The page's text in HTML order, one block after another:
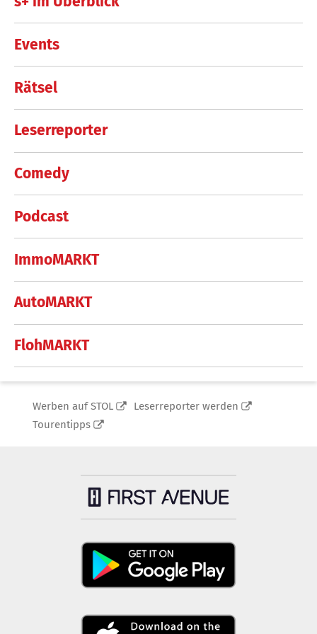
Events
Rätsel
Leserreporter
Comedy
Podcast
ImmoMARKT
AutoMARKT
FlohMARKT
Werben auf STOL
Leserreporter werden
Tourentipps